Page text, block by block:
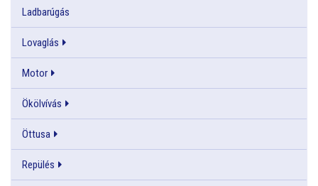
Ladbarúgás
Lovaglás
Motor
Ökölvívás
Öttusa
Repülés